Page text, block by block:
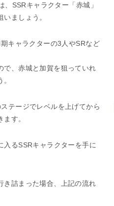
SSRキャラクター「赤城」
ましょう。
キャラクターの3人やSRなど
で、赤城と加賀を狙っていれ
テージでレベルを上げてから
す。
入るSSRキャラクターを手に
き詰まった場合、上記の流れ